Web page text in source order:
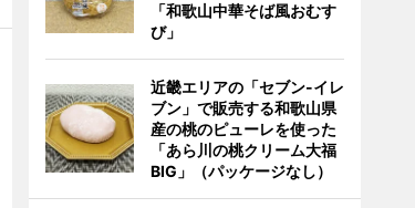
「和歌山中華そば風おむす
び」
近畿エリアの「セブン-イレ
ブン」で販売する和歌山県
産の桃のピューレを使った
「あら川の桃クリーム大福
BIG」（パッケージなし）